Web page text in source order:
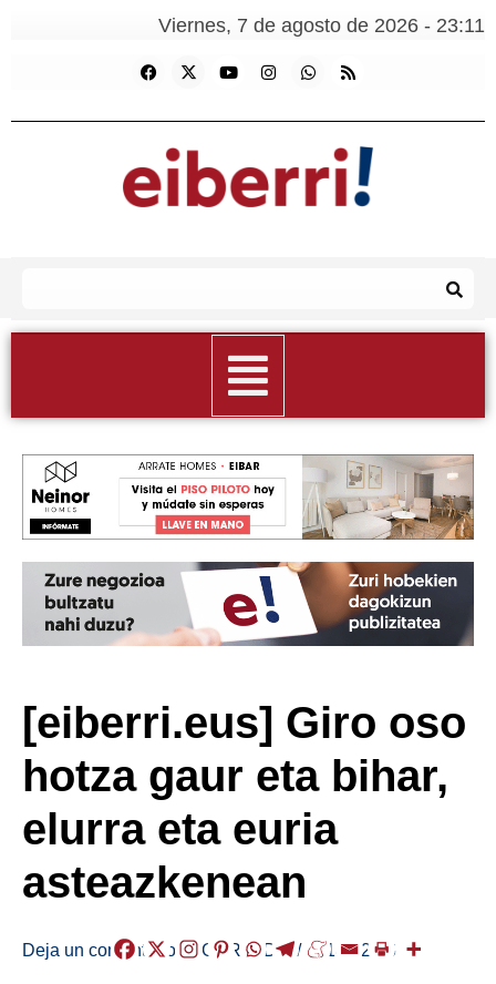
Viernes, 7 de agosto de 2026 - 23:11
[eiberri.eus] Giro oso
hotza gaur eta bihar,
elurra eta euria
asteazkenean
Deja un comentario /EGURALDIA/ 2018-02-26